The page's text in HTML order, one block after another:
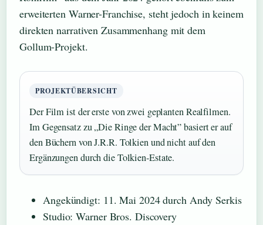
erweiterten Warner-Franchise, steht jedoch in keinem
direkten narrativen Zusammenhang mit dem
Gollum-Projekt.
PROJEKTÜBERSICHT
Der Film ist der erste von zwei geplanten Realfilmen.
Im Gegensatz zu „Die Ringe der Macht” basiert er auf
den Büchern von J.R.R. Tolkien und nicht auf den
Ergänzungen durch die Tolkien-Estate.
Angekündigt: 11. Mai 2024 durch Andy Serkis
Studio: Warner Bros. Discovery